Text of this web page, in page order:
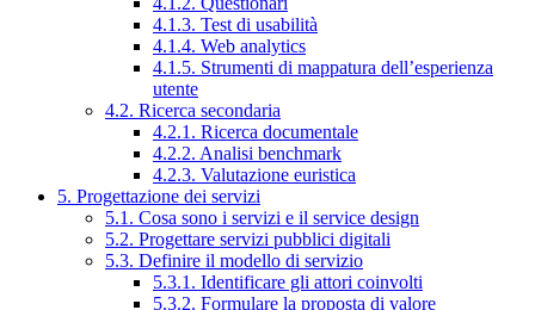
4.1.3. Test di usabilità
4.1.4. Web analytics
4.1.5. Strumenti di mappatura dell’esperienza
utente
4.2. Ricerca secondaria
4.2.1. Ricerca documentale
4.2.2. Analisi benchmark
4.2.3. Valutazione euristica
5. Progettazione dei servizi
5.1. Cosa sono i servizi e il service design
5.2. Progettare servizi pubblici digitali
5.3. Definire il modello di servizio
5.3.1. Identificare gli attori coinvolti
5.3.2. Formulare la proposta di valore